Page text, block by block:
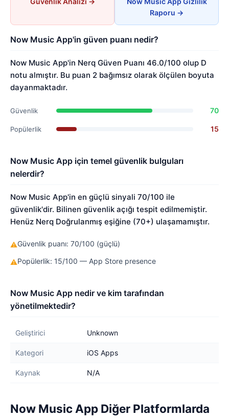
Raporu →
Now Music App'in güven puanı nedir?
Now Music App'in Nerq Güven Puanı 46.0/100 olup D
notu almıştır. Bu puan 2 bağımsız olarak ölçülen boyuta
dayanmaktadır.
Güvenlik 70
Popülerlik 15
Now Music App için temel güvenlik bulguları
nelerdir?
Now Music App'in en güçlü sinyali 70/100 ile
güvenlik'dir. Bilinen güvenlik açığı tespit edilmemiştir.
Henüz Nerq Doğrulanmış eşiğine (70+) ulaşamamıştır.
⚠Güvenlik puanı: 70/100 (güçlü)
⚠Popülerlik: 15/100 — App Store presence
Now Music App nedir ve kim tarafından
yönetilmektedir?
Geliştirici Unknown
Kategori iOS Apps
Kaynak N/A
Now Music App Diğer Platformlarda